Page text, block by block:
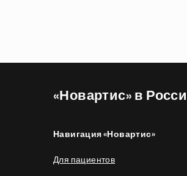
«Новартис» в
Навигация «Новартис»
Для пациентов